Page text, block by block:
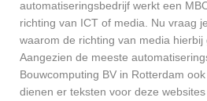
automatiseringsbedrijf werkt een
richting van ICT of media. Nu vraag
waarom de richting van media hierbij
Aangezien de meeste
Bouwcomputing BV in Rotterdam
dienen er teksten voor deze